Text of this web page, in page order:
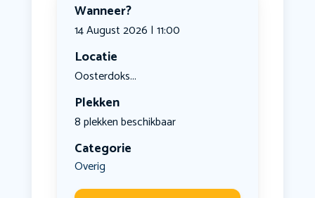
Wanneer?
14 August 2026 | 11:00
Locatie
Oosterdoks...
Plekken
8 plekken beschikbaar
Categorie
Overig